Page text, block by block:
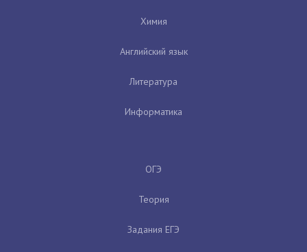
Химия
Английский язык
Литература
Информатика
ОГЭ
Теория
Задания ЕГЭ